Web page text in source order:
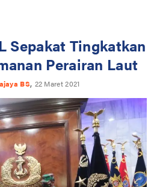
Sepakat Tingkatkan
Perairan Laut
BS, 22 Maret 2021